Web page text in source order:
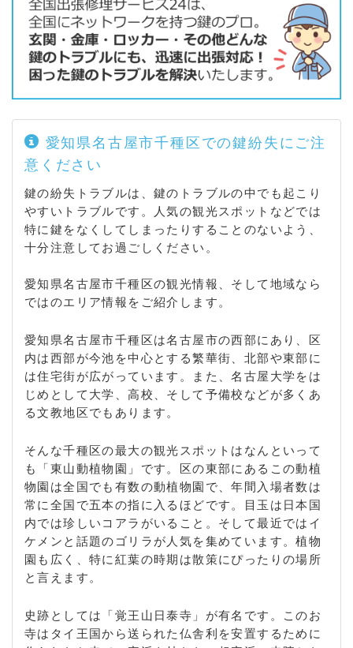
愛知県名古屋市千種区での鍵紛失にご注
意ください
鍵の紛失トラブルは、鍵のトラブルの中でも起こり
やすいトラブルです。人気の観光スポットなどでは
特に鍵をなくしてしまったりすることのないよう、
十分注意してお過ごしください。
愛知県名古屋市千種区の観光情報、そして地域なら
ではのエリア情報をご紹介します。
愛知県名古屋市千種区は名古屋市の西部にあり、区
内は西部が今池を中心とする繁華街、北部や東部に
は住宅街が広がっています。また、名古屋大学をは
じめとして大学、高校、そして予備校などが多くあ
る文教地区でもあります。
そんな千種区の最大の観光スポットはなんといって
も「東山動植物園」です。区の東部にあるこの動植
物園は全国でも有数の動植物園で、年間入場者数は
常に全国で五本の指に入るほどです。目玉は日本国
内では珍しいコアラがいること。そして最近ではイ
ケメンと話題のゴリラが人気を集めています。植物
園も広く、特に紅葉の時期は散策にぴったりの場所
と言えます。
史跡としては「覚王山日泰寺」が有名です。このお
寺はタイ王国から送られた仏舎利を安置するために